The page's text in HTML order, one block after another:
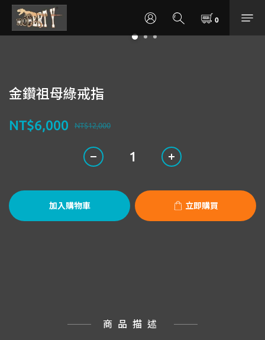
金鑽祖母綠戒指
NT$12,000
NT$6,000
加入購物車 立即購買
商品描述